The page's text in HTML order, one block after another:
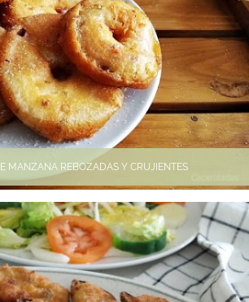
MANZANA REBOZADAS Y CRUJIENTES